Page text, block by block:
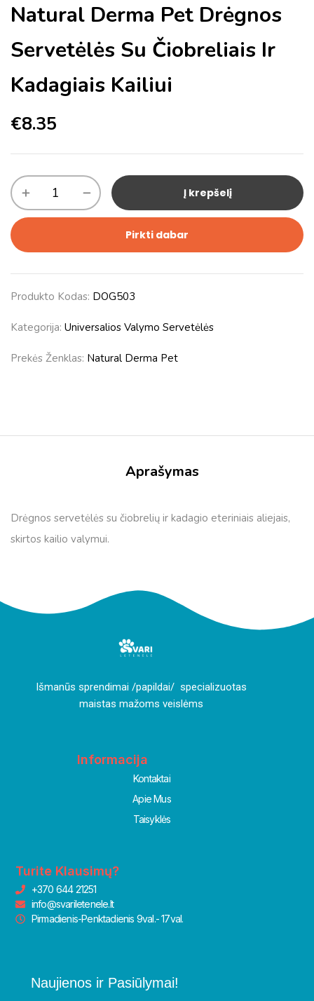
Natural Derma Pet Drėgnos
Servetėlės ​​su Čiobreliais Ir
Kadagiais Kailiui
€8.35
Į krepšelį
Pirkti dabar
Produkto Kodas: DOG503
Kategorija: Universalios Valymo Servetėlės
Prekės Ženklas: Natural Derma Pet
Aprašymas
Drėgnos servetėlės ​​su čiobrelių ir kadagio eteriniais aliejais,
skirtos kailio valymui.
Išmanūs sprendimai /papildai/ specializuotas
maistas mažoms veislėms
Informacija
Kontaktai
Apie Mus
Taisyklės
Turite Klausimų?
+370 644 21251
info@svariletenele.lt
Pirmadienis-Penktadienis 9val.- 17val.
Naujienos ir Pasiūlymai!